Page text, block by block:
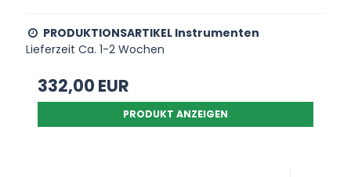
PRODUKTIONSARTIKEL Instrumenten
Lieferzeit Ca. 1-2 Wochen
332,00 EUR
PRODUKT ANZEIGEN